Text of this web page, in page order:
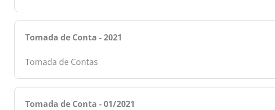
Tomada de Conta - 2021
Tomada de Contas
Tomada de Conta - 01/2021